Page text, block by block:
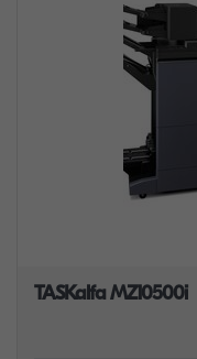
TASKalfa MZ10500i